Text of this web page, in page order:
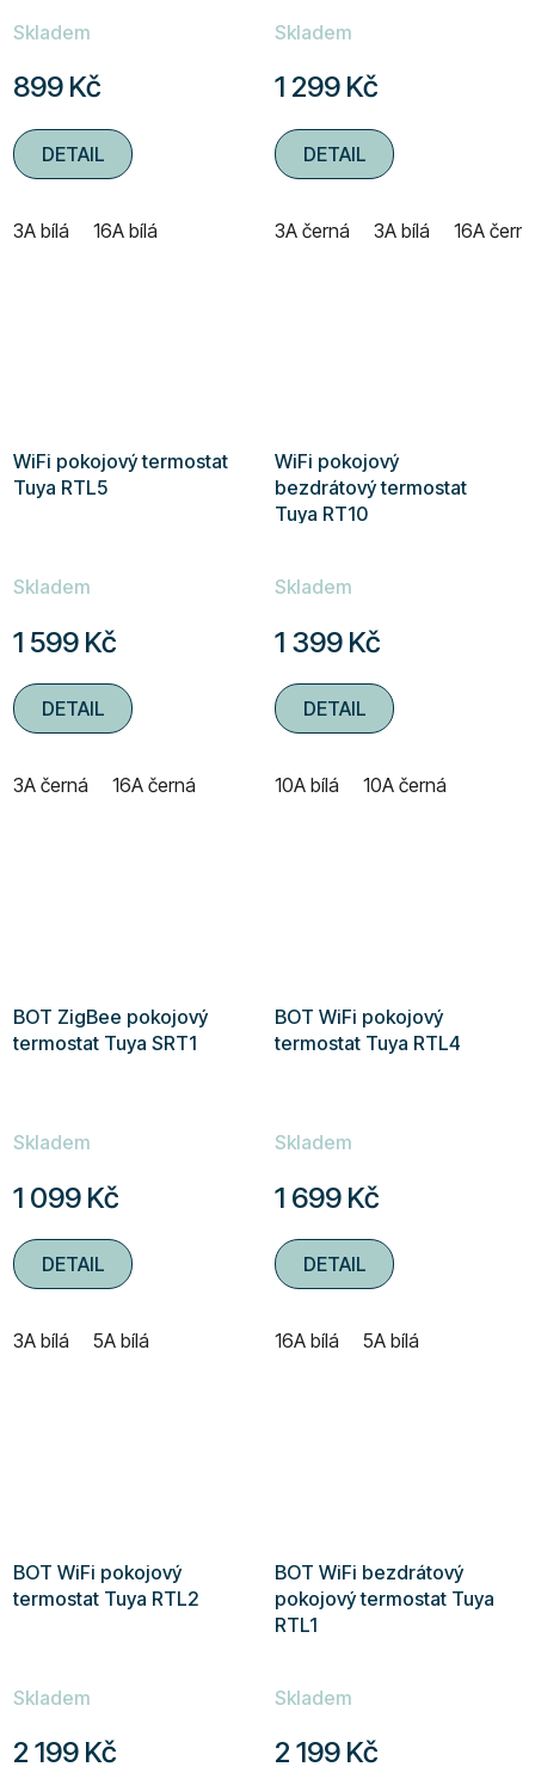
Skladem
899 Kč
DETAIL
3A bílá 16A bílá
Skladem
1 299 Kč
DETAIL
3A černá 3A bílá 16A
WiFi pokojový termostat
Tuya RTL5
Skladem
1 599 Kč
DETAIL
3A černá 16A černá
WiFi pokojový
bezdrátový termostat
Tuya RT10
Skladem
1 399 Kč
DETAIL
10A bílá 10A černá
BOT ZigBee pokojový
termostat Tuya SRT1
Skladem
1 099 Kč
DETAIL
3A bílá 5A bílá
BOT WiFi pokojový
termostat Tuya RTL4
Skladem
1 699 Kč
DETAIL
16A bílá 5A bílá
BOT WiFi pokojový
termostat Tuya RTL2
Skladem
2 199 Kč
BOT WiFi bezdrátový
pokojový termostat Tuya
RTL1
Skladem
2 199 Kč